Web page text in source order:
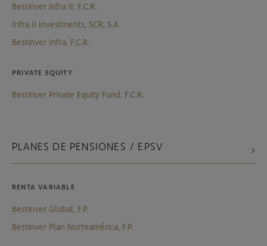
Bestinver Infra II, F.C.R.
Infra II Investments, SCR, S.A
Bestinver Infra, F.C.R.
PRIVATE EQUITY
Bestinver Private Equity Fund, F.C.R.
PLANES DE PENSIONES / EPSV
RENTA VARIABLE
Bestinver Global, F.P.
Bestinver Plan Norteamérica, F.P.